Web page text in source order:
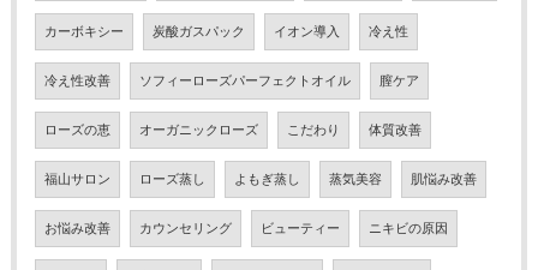
カーボキシー 炭酸ガスパック イオン導入 冷え性
冷え性改善 ソフィーローズパーフェクトオイル 膣ケア
ローズの恵 オーガニックローズ こだわり 体質改善
福山サロン ローズ蒸し よもぎ蒸し 蒸気美容 肌悩み改善
お悩み改善 カウンセリング ビューティー ニキビの原因